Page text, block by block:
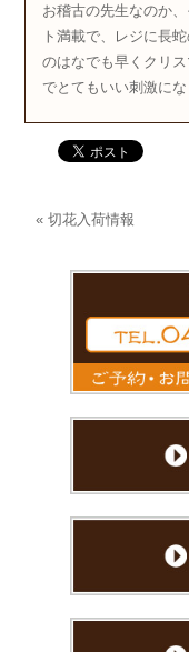
お稽古の先生なのか
ト満載で、レジに長
のはなでも早くクリ
でとてもいい刺激にな
«切花入荷情報